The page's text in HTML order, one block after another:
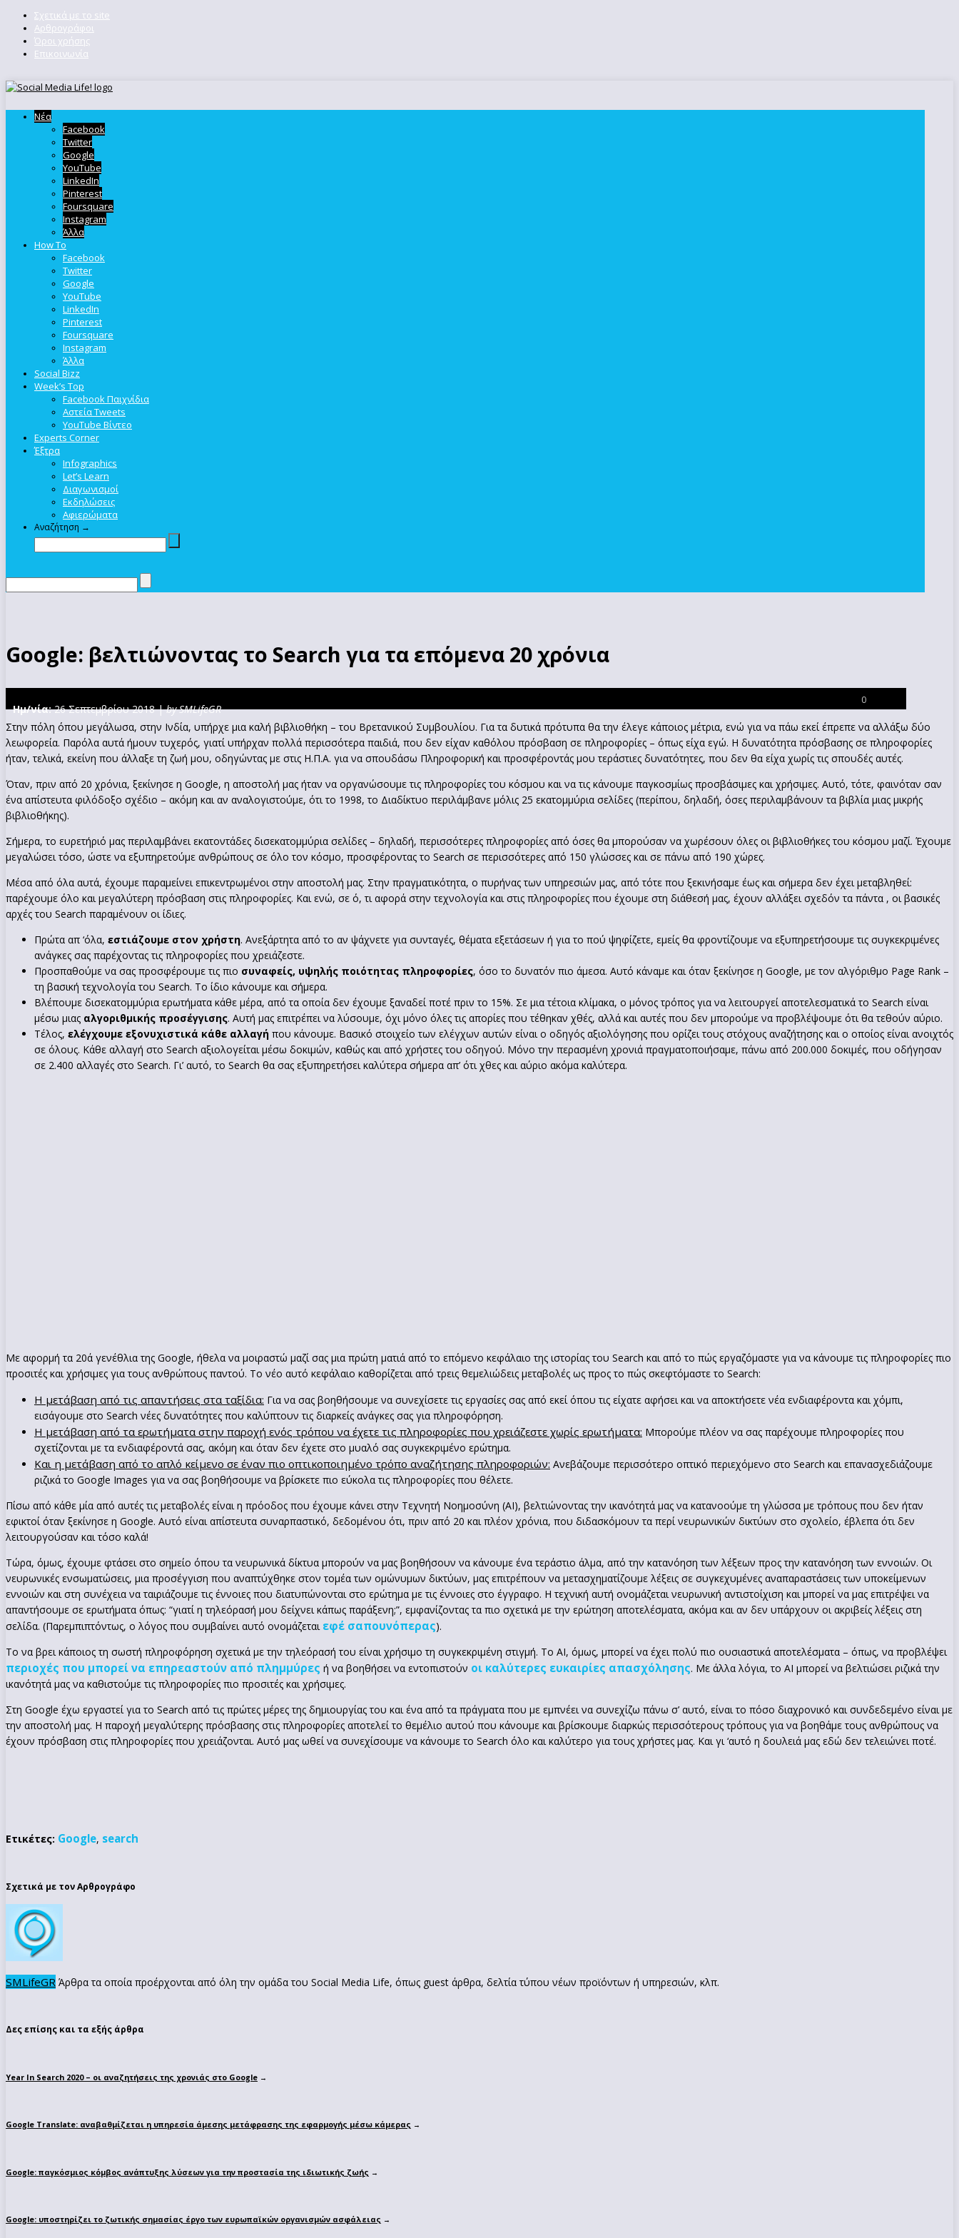
Σχετικά με το site
Αρθρογράφοι
Όροι χρήσης
Επικοινωνία
Νέα
Facebook
Twitter
Google
YouTube
LinkedIn
Pinterest
Foursquare
Instagram
Άλλα
How To
Facebook
Twitter
Google
YouTube
LinkedIn
Pinterest
Foursquare
Instagram
Άλλα
Social Bizz
Week’s Top
Facebook Παιχνίδια
Αστεία Tweets
YouTube Βίντεο
Experts Corner
Έξτρα
Infographics
Let’s Learn
Διαγωνισμοί
Εκδηλώσεις
Αφιερώματα
Αναζήτηση →
Google: βελτιώνοντας το Search για τα επόμενα 20 χρόνια
Ημ/νία:26 Σεπτεμβρίου 2018 |by SMLifeGR
0
Στην πόλη όπου μεγάλωσα, στην Ινδία, υπήρχε μια καλή βιβλιοθήκη – του Βρετανικού Συμβουλίου. Για τα δυτικά πρότυπα θα την έλεγε κάποιος μέτρια, ενώ για να πάω εκεί έπρεπε να αλλάξω δύο
λεωφορεία. Παρόλα αυτά ήμουν τυχερός, γιατί υπήρχαν πολλά περισσότερα παιδιά, που δεν είχαν καθόλου πρόσβαση σε πληροφορίες – όπως είχα εγώ. Η δυνατότητα πρόσβασης σε πληροφορίες
ήταν, τελικά, εκείνη που άλλαξε τη ζωή μου, οδηγώντας με στις Η.Π.Α. για να σπουδάσω Πληροφορική και προσφέροντάς μου τεράστιες δυνατότητες, που δεν θα είχα χωρίς τις σπουδές αυτές.
Όταν, πριν από 20 χρόνια, ξεκίνησε η Google, η αποστολή μας ήταν να οργανώσουμε τις πληροφορίες του κόσμου και να τις κάνουμε παγκοσμίως προσβάσιμες και χρήσιμες. Αυτό, τότε, φαινόταν σαν
ένα απίστευτα φιλόδοξο σχέδιο – ακόμη και αν αναλογιστούμε, ότι το 1998, το Διαδίκτυο περιλάμβανε μόλις 25 εκατομμύρια σελίδες (περίπου, δηλαδή, όσες περιλαμβάνουν τα βιβλία μιας μικρής
βιβλιοθήκης).
Σήμερα, το ευρετήριό μας περιλαμβάνει εκατοντάδες δισεκατομμύρια σελίδες – δηλαδή, περισσότερες πληροφορίες από όσες θα μπορούσαν να χωρέσουν όλες οι βιβλιοθήκες του κόσμου μαζί. Έχουμε
μεγαλώσει τόσο, ώστε να εξυπηρετούμε ανθρώπους σε όλο τον κόσμο, προσφέροντας το Search σε περισσότερες από 150 γλώσσες και σε πάνω από 190 χώρες.
Μέσα από όλα αυτά, έχουμε παραμείνει επικεντρωμένοι στην αποστολή μας. Στην πραγματικότητα, ο πυρήνας των υπηρεσιών μας, από τότε που ξεκινήσαμε έως και σήμερα δεν έχει μεταβληθεί:
παρέχουμε όλο και μεγαλύτερη πρόσβαση στις πληροφορίες. Και ενώ, σε ό, τι αφορά στην τεχνολογία και στις πληροφορίες που έχουμε στη διάθεσή μας, έχουν αλλάξει σχεδόν τα πάντα , οι βασικές
αρχές του Search παραμένουν οι ίδιες.
Πρώτα απ ‘όλα, εστιάζουμε στον χρήστη. Ανεξάρτητα από το αν ψάχνετε για συνταγές, θέματα εξετάσεων ή για το πού ψηφίζετε, εμείς θα φροντίζουμε να εξυπηρετήσουμε τις συγκεκριμένες
ανάγκες σας παρέχοντας τις πληροφορίες που χρειάζεστε.
Προσπαθούμε να σας προσφέρουμε τις πιο συναφείς, υψηλής ποιότητας πληροφορίες, όσο το δυνατόν πιο άμεσα. Αυτό κάναμε και όταν ξεκίνησε η Google, με τον αλγόριθμο Page Rank –
τη βασική τεχνολογία του Search. Το ίδιο κάνουμε και σήμερα.
Βλέπουμε δισεκατομμύρια ερωτήματα κάθε μέρα, από τα οποία δεν έχουμε ξαναδεί ποτέ πριν το 15%. Σε μια τέτοια κλίμακα, ο μόνος τρόπος για να λειτουργεί αποτελεσματικά το Search είναι
μέσω μιας αλγοριθμικής προσέγγισης. Αυτή μας επιτρέπει να λύσουμε, όχι μόνο όλες τις απορίες που τέθηκαν χθές, αλλά και αυτές που δεν μπορούμε να προβλέψουμε ότι θα τεθούν αύριο.
Τέλος, ελέγχουμε εξονυχιστικά κάθε αλλαγή που κάνουμε. Βασικό στοιχείο των ελέγχων αυτών είναι ο οδηγός αξιολόγησης που ορίζει τους στόχους αναζήτησης και ο οποίος είναι ανοιχτός
σε όλους. Κάθε αλλαγή στο Search αξιολογείται μέσω δοκιμών, καθώς και από χρήστες του οδηγού. Μόνο την περασμένη χρονιά πραγματοποιήσαμε, πάνω από 200.000 δοκιμές, που οδήγησαν
σε 2.400 αλλαγές στο Search. Γι’ αυτό, το Search θα σας εξυπηρετήσει καλύτερα σήμερα απ’ ότι χθες και αύριο ακόμα καλύτερα.
Με αφορμή τα 20ά γενέθλια της Google, ήθελα να μοιραστώ μαζί σας μια πρώτη ματιά από το επόμενο κεφάλαιο της ιστορίας του Search και από το πώς εργαζόμαστε για να κάνουμε τις πληροφορίες πιο
προσιτές και χρήσιμες για τους ανθρώπους παντού. Το νέο αυτό κεφάλαιο καθορίζεται από τρεις θεμελιώδεις μεταβολές ως προς το πώς σκεφτόμαστε το Search:
Η μετάβαση από τις απαντήσεις στα ταξίδια: Για να σας βοηθήσουμε να συνεχίσετε τις εργασίες σας από εκεί όπου τις είχατε αφήσει και να αποκτήσετε νέα ενδιαφέροντα και χόμπι,
εισάγουμε στο Search νέες δυνατότητες που καλύπτουν τις διαρκείς ανάγκες σας για πληροφόρηση.
Η μετάβαση από τα ερωτήματα στην παροχή ενός τρόπου να έχετε τις πληροφορίες που χρειάζεστε χωρίς ερωτήματα: Μπορούμε πλέον να σας παρέχουμε πληροφορίες που
σχετίζονται με τα ενδιαφέροντά σας, ακόμη και όταν δεν έχετε στο μυαλό σας συγκεκριμένο ερώτημα.
Kαι η μετάβαση από το απλό κείμενο σε έναν πιο οπτικοποιημένο τρόπο αναζήτησης πληροφοριών: Ανεβάζουμε περισσότερο οπτικό περιεχόμενο στο Search και επανασχεδιάζουμε
ριζικά το Google Images για να σας βοηθήσουμε να βρίσκετε πιο εύκολα τις πληροφορίες που θέλετε.
Πίσω από κάθε μία από αυτές τις μεταβολές είναι η πρόοδος που έχουμε κάνει στην Τεχνητή Νοημοσύνη (ΑΙ), βελτιώνοντας την ικανότητά μας να κατανοούμε τη γλώσσα με τρόπους που δεν ήταν
εφικτοί όταν ξεκίνησε η Google. Αυτό είναι απίστευτα συναρπαστικό, δεδομένου ότι, πριν από 20 και πλέον χρόνια, που διδασκόμουν τα περί νευρωνικών δικτύων στο σχολείο, έβλεπα ότι δεν
λειτουργούσαν και τόσο καλά!
Τώρα, όμως, έχουμε φτάσει στο σημείο όπου τα νευρωνικά δίκτυα μπορούν να μας βοηθήσουν να κάνουμε ένα τεράστιο άλμα, από την κατανόηση των λέξεων προς την κατανόηση των εννοιών. Οι
νευρωνικές ενσωματώσεις, μια προσέγγιση που αναπτύχθηκε στον τομέα των ομώνυμων δικτύων, μας επιτρέπουν να μετασχηματίζουμε λέξεις σε συγκεχυμένες αναπαραστάσεις των υποκείμενων
εννοιών και στη συνέχεια να ταιριάζουμε τις έννοιες που διατυπώνονται στο ερώτημα με τις έννοιες στο έγγραφο. Η τεχνική αυτή ονομάζεται νευρωνική αντιστοίχιση και μπορεί να μας επιτρέψει να
απαντήσουμε σε ερωτήματα όπως: “γιατί η τηλεόρασή μου δείχνει κάπως παράξενη;”, εμφανίζοντας τα πιο σχετικά με την ερώτηση αποτελέσματα, ακόμα και αν δεν υπάρχουν οι ακριβείς λέξεις στη
σελίδα. (Παρεμπιπτόντως, ο λόγος που συμβαίνει αυτό ονομάζεται εφέ σαπουνόπερας).
Το να βρει κάποιος τη σωστή πληροφόρηση σχετικά με την τηλεόρασή του είναι χρήσιμο τη συγκεκριμένη στιγμή. Το AI, όμως, μπορεί να έχει πολύ πιο ουσιαστικά αποτελέσματα – όπως, να προβλέψει
περιοχές που μπορεί να επηρεαστούν από πλημμύρες ή να βοηθήσει να εντοπιστούν οι καλύτερες ευκαιρίες απασχόλησης. Με άλλα λόγια, το AI μπορεί να βελτιώσει ριζικά την
ικανότητά μας να καθιστούμε τις πληροφορίες πιο προσιτές και χρήσιμες.
Στη Google έχω εργαστεί για το Search από τις πρώτες μέρες της δημιουργίας του και ένα από τα πράγματα που με εμπνέει να συνεχίζω πάνω σ’ αυτό, είναι το πόσο διαχρονικό και συνδεδεμένο είναι με
την αποστολή μας. Η παροχή μεγαλύτερης πρόσβασης στις πληροφορίες αποτελεί το θεμέλιο αυτού που κάνουμε και βρίσκουμε διαρκώς περισσότερους τρόπους για να βοηθάμε τους ανθρώπους να
έχουν πρόσβαση στις πληροφορίες που χρειάζονται. Αυτό μας ωθεί να συνεχίσουμε να κάνουμε το Search όλο και καλύτερο για τους χρήστες μας. Και γι ‘αυτό η δουλειά μας εδώ δεν τελειώνει ποτέ.
Ετικέτες: Google, search
Σχετικά με τον Αρθρογράφο
SMLifeGR Άρθρα τα οποία προέρχονται από όλη την ομάδα του Social Media Life, όπως guest άρθρα, δελτία τύπου νέων προϊόντων ή υπηρεσιών, κλπ.
Δες επίσης και τα εξής άρθρα
Year In Search 2020 – οι αναζητήσεις της χρονιάς στο Google →
Google Translate: αναβαθμίζεται η υπηρεσία άμεσης μετάφρασης της εφαρμογής μέσω κάμερας →
Google: παγκόσμιος κόμβος ανάπτυξης λύσεων για την προστασία της ιδιωτικής ζωής →
Google: υποστηρίζει το ζωτικής σημασίας έργο των ευρωπαϊκών οργανισμών ασφάλειας →